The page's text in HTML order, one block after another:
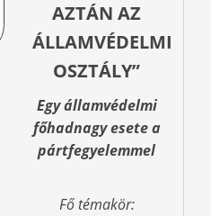
AZTÁN AZ
ÁLLAMVÉDELMI
OSZTÁLY”
Egy államvédelmi
főhadnagy esete a
pártfegyelemmel
Fő témakör: